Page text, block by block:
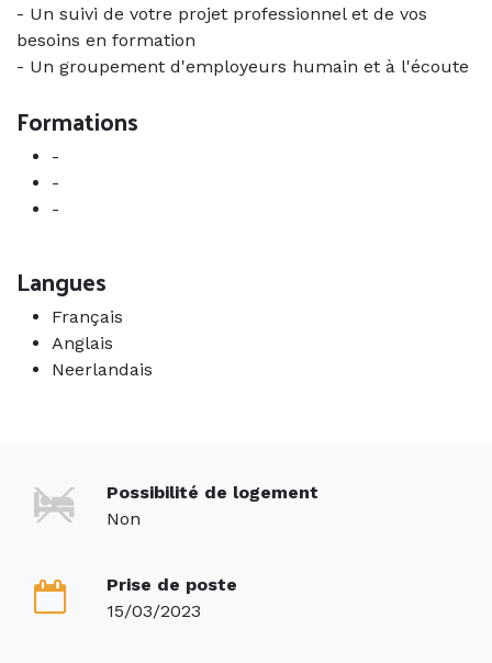
- Un suivi de votre projet professionnel et de vos
besoins en formation
- Un groupement d'employeurs humain et à l'écoute
Formations
-
-
-
Langues
Français
Anglais
Neerlandais
Possibilité de logement
Non
Prise de poste
15/03/2023